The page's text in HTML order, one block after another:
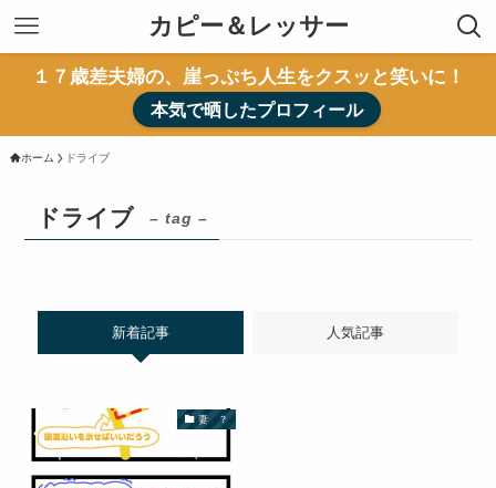
カピー＆レッサー
１７歳差夫婦の、崖っぷち人生をクスッと笑いに！
本気で晒したプロフィール
ホーム ドライブ
ドライブ – tag –
新着記事 人気記事
妻 ？